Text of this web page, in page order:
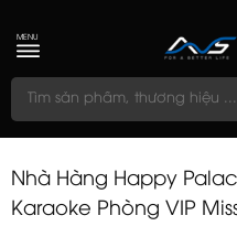
MENU
Nhà Hàng Happy
Karaoke Phòng VIP